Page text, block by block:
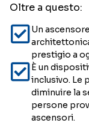
Oltre a questo:
Un
prestigio a
È un
inclusivo. Le
diminuire la
persone
ascensori.